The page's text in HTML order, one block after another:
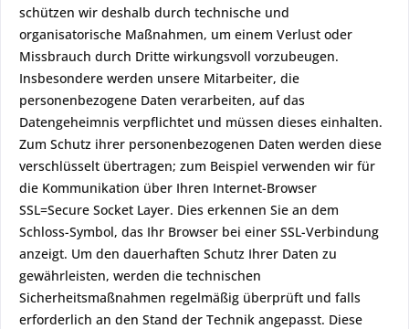
schützen wir deshalb durch technische und
organisatorische Maßnahmen, um einem Verlust oder
Missbrauch durch Dritte wirkungsvoll vorzubeugen.
Insbesondere werden unsere Mitarbeiter, die
personenbezogene Daten verarbeiten, auf das
Datengeheimnis verpflichtet und müssen dieses einhalten.
Zum Schutz ihrer personenbezogenen Daten werden diese
verschlüsselt übertragen; zum Beispiel verwenden wir für
die Kommunikation über Ihren Internet-Browser
SSL=Secure Socket Layer. Dies erkennen Sie an dem
Schloss-Symbol, das Ihr Browser bei einer SSL-Verbindung
anzeigt. Um den dauerhaften Schutz Ihrer Daten zu
gewährleisten, werden die technischen
Sicherheitsmaßnahmen regelmäßig überprüft und falls
erforderlich an den Stand der Technik angepasst. Diese